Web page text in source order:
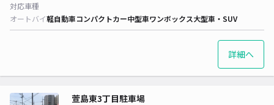
対応車種
オートバイ軽自動車コンパクトカー中型車ワンボックス大型車・SUV
詳細へ
萱島東3丁目駐車場